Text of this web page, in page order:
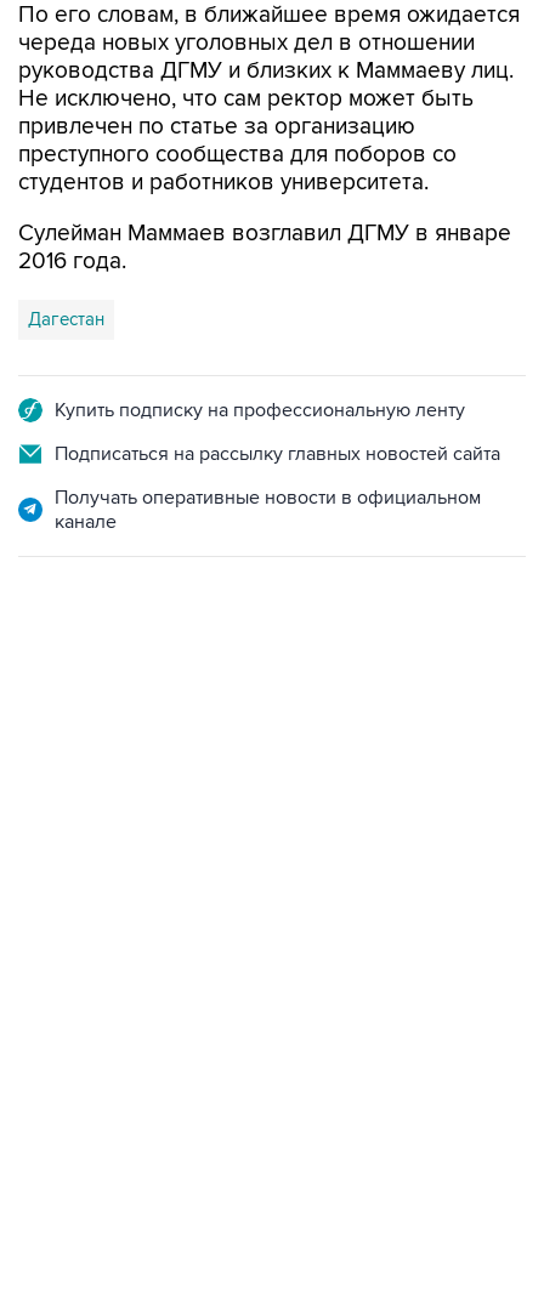
По его словам, в ближайшее время ожидается
череда новых уголовных дел в отношении
руководства ДГМУ и близких к Маммаеву лиц.
Не исключено, что сам ректор может быть
привлечен по статье за организацию
преступного сообщества для поборов со
студентов и работников университета.
Сулейман Маммаев возглавил ДГМУ в январе
2016 года.
Дагестан
Купить подписку на профессиональную ленту
Подписаться на рассылку главных новостей сайта
Получать оперативные новости в официальном
канале